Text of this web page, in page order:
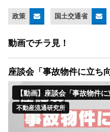
政策 国土交通省
動画でチラ見！
座談会「事故物件に立ち